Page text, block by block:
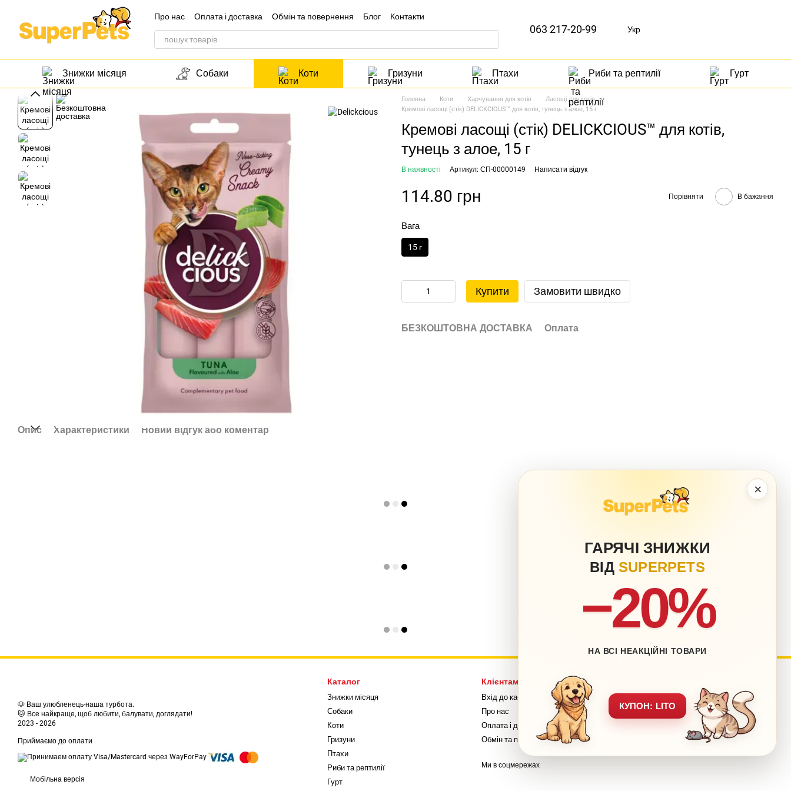
Перейти до основного контенту
×
ГАРЯЧІ ЗНИЖКИ
ВІД SUPERPETS
−20%
НА ВСІ НЕАКЦІЙНІ ТОВАРИ
КУПОН: LITO
Про нас Оплата і доставка Обмін та повернення Блог
Контакти
Звернення до директора
063 217-20-99 Укр
Знижки місяця Собаки Коти Гризуни Птахи Риби та рептилії Гурт
Опис Характеристики Новий відгук або коментар
Головна Коти Харчування для котів
Ласощі для котів
Кремові ласощі (стік) DELICKCIOUS™ для котів, тунець з алое, 15 г
Кремові ласощі (стік) DELICKCIOUS™ для котів,
тунець з алое, 15 г
В наявності Артикул: СП-00000149 Написати відгук
114.80 грн Порівняти В бажання
Вага
15 г
Купити Замовити швидко
БЕЗКОШТОВНА ДОСТАВКА Оплата
🐶 Ваш улюбленець-наша турбота.
🐱 Все найкраще, щоб любити, балувати, доглядати!
2023 - 2026
Приймаємо до оплати
Мобільна версія
Каталог
Знижки місяця
Собаки
Коти
Гризуни
Птахи
Риби та рептилії
Гурт
Клієнтам
Вхід до кабінету
Про нас
Оплата і доставка
Обмін та повернення
Контакти
Звернення до директора
Ми в соцмережах